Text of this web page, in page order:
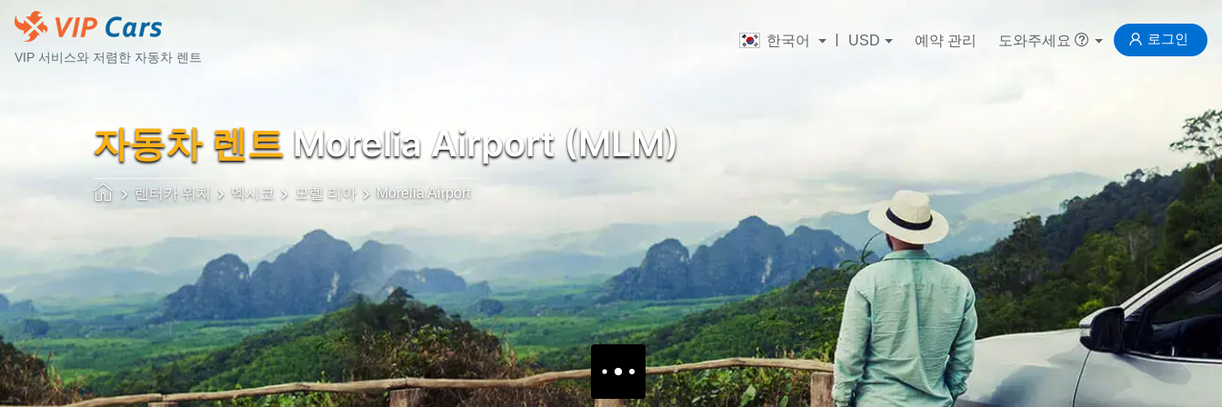
VIP 서비스와 저렴한 자동차 렌트
한국어 USD 예약 관리 도와주세요 로그인
자동차 렌트 Morelia Airport (MLM)
렌터카 위치 멕시코 모렐 리아 Morelia Airport